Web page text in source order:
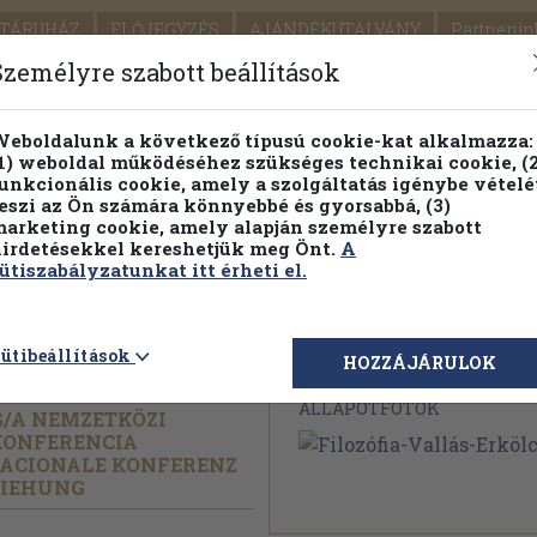
ELŐJEGYZÉS AJÁNDÉKUTALVÁNY
SEGÍTSÉG
PILLANATNYI ÁRAINK FENNTARTHATÓ
Részletes kereső Témaköri fa
A NEMZETKÖZI
KONFERENZ
Megvásárolható
ÁLLAPOTFOTÓK
szabott beállítások
a következő típusú cookie-kat alkalmazza:
weboldal működéséhez szükséges technikai cookie,
cookie, amely a szolgáltatás igénybe
az Ön számára könnyebbé és gyorsabbá, (3)
cookie, amely alapján személyre szabott
kereshetjük meg Önt. A
itt érheti el.
HOZZÁJÁRULOK